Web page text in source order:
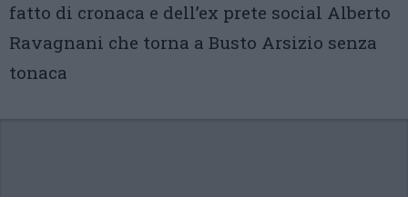
fatto di cronaca e dell’ex prete social Alberto
Ravagnani che torna a Busto Arsizio senza
tonaca